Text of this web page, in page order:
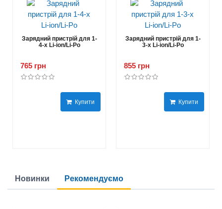
Зарядний пристрій для 1-
4-х Li-ion/Li-Po
765 грн
Купити
Зарядний пристрій для 1-
3-х Li-ion/Li-Po
855 грн
Купити
Новинки Рекомендуємо